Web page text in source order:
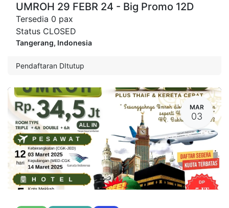
UMROH 29 FEBR 24 - Big Promo 12D
Tersedia 0 pax
Status CLOSED
Tangerang, Indonesia
Pendaftaran DItutup
MAR
03